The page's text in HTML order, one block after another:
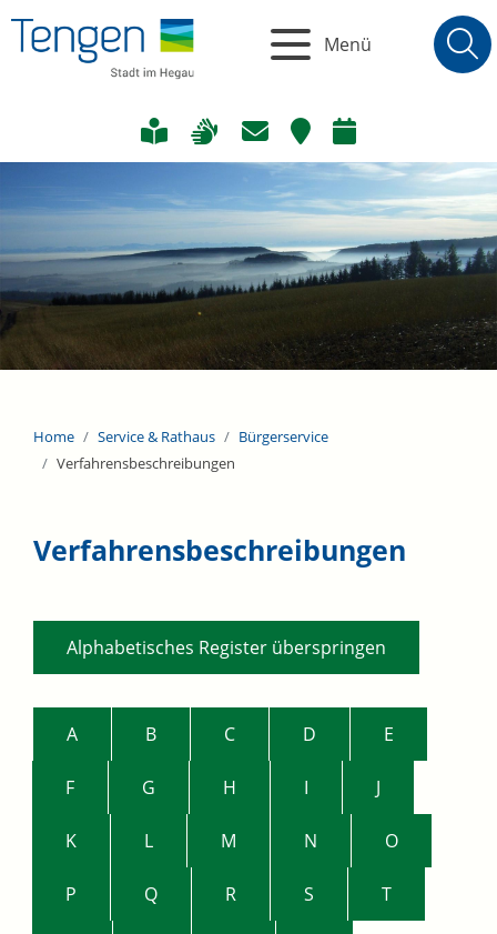
Menü
Home Service & Rathaus
Bürgerservice
Verfahrensbeschreibungen
Verfahrensbeschreibungen
Alphabetisches Register überspringen
A B C D E
F G H I J
K L M N O
P Q R S T